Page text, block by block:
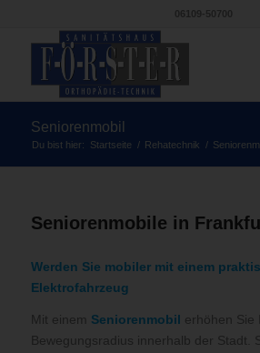
Seniorenmobil
Du bist hier: Startseite / Rehatechnik /
Seniorenmobile in
Werden Sie mobiler mit einem
Elektrofahrzeug
Mit einem Seniorenmobil erhöhen Sie
Bewegungsradius innerhalb der Stadt.